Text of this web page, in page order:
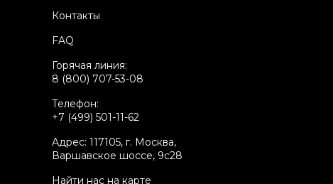
Состояние товара
Продавец
Контакты
FAQ
Горячая линия:
8 (800) 707-53-08
Телефон:
+7 (499) 501-11-62
Адрес: 117105, г. Москва,
Варшавское шоссе, 9с28
Найти нас на карте